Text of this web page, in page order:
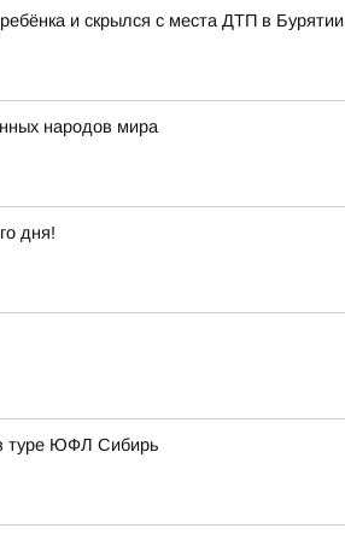
и скрылся с места ДТП в Бурятии
народов мира
дня!
туре ЮФЛ Сибирь